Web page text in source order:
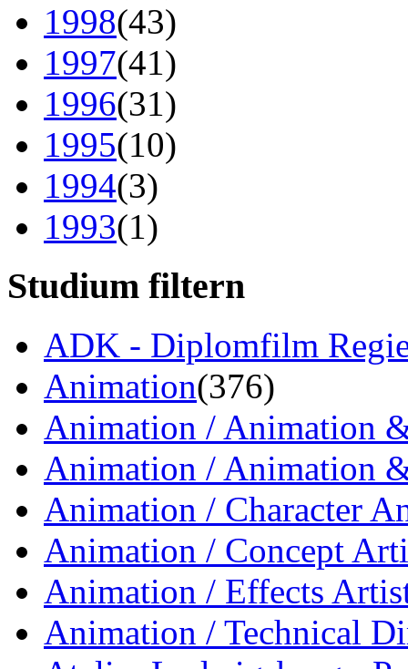
1998(43)
1997(41)
1996(31)
1995(10)
1994(3)
1993(1)
Studium filtern
ADK - Diplomfilm
Animation(376)
Animation / Animation
Animation / Animation
Animation / Character
Animation / Concept
Animation / Effects
Animation / Technical